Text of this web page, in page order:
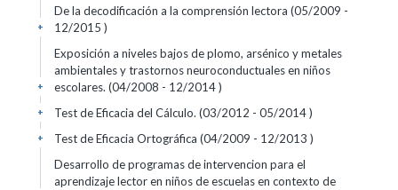
De la decodificación a la comprensión lectora (05/2009 -
12/2015 )
+
Exposición a niveles bajos de plomo, arsénico y metales
ambientales y trastornos neuroconductuales en niños
escolares. (04/2008 - 12/2014 )
+
Test de Eficacia del Cálculo. (03/2012 - 05/2014 )
+
Test de Eficacia Ortográfica (04/2009 - 12/2013 )
+
Desarrollo de programas de intervencion para el
aprendizaje lector en niños de escuelas en contexto de